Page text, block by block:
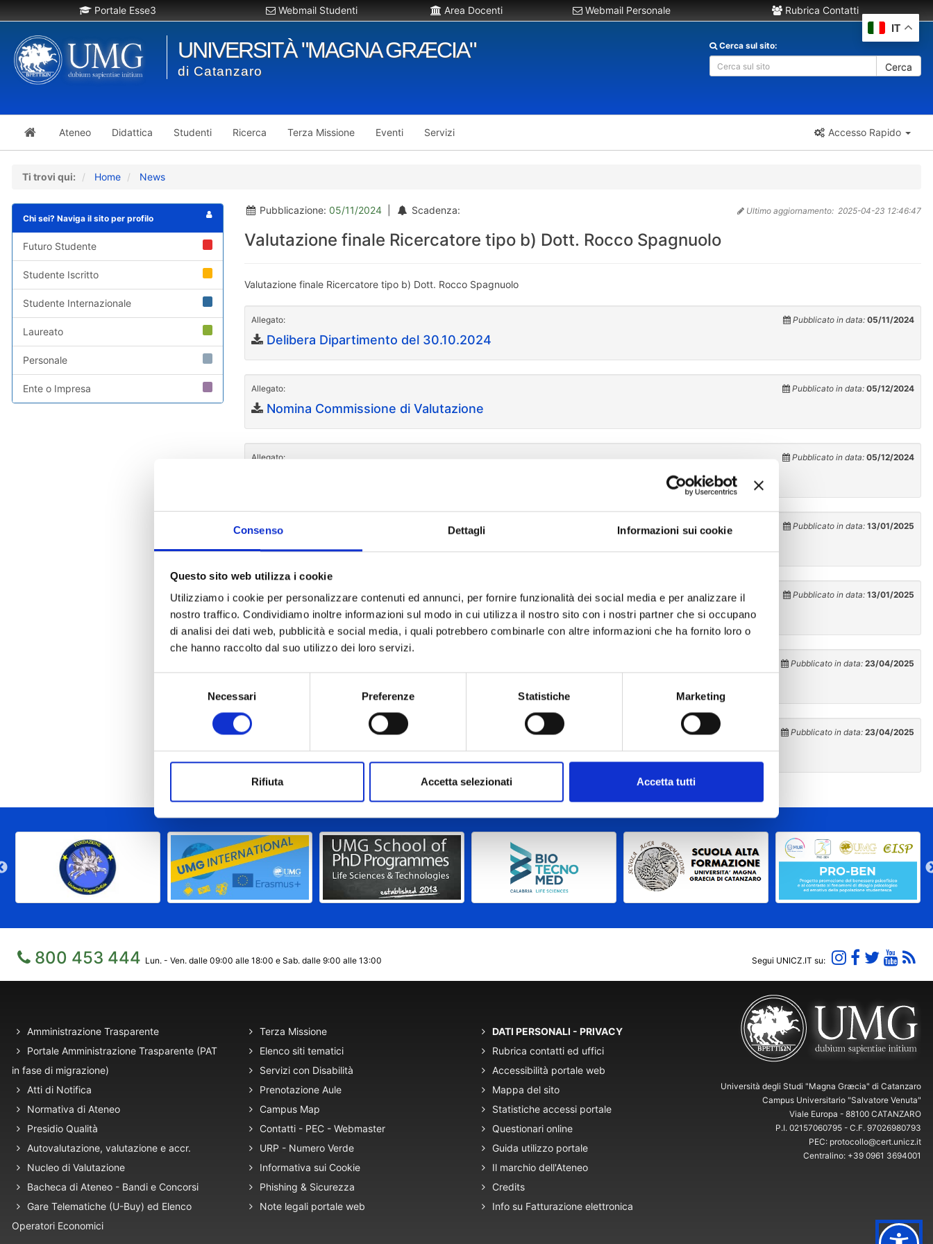
Consenso Dettagli Informazioni sui cookie
Questo sito web utilizza i cookie
Utilizziamo i cookie per personalizzare contenuti ed annunci, per fornire funzionalità dei social media e per analizzare il
nostro traffico. Condividiamo inoltre informazioni sul modo in cui utilizza il nostro sito con i nostri partner che si occupano
di analisi dei dati web, pubblicità e social media, i quali potrebbero combinarle con altre informazioni che ha fornito loro o
che hanno raccolto dal suo utilizzo dei loro servizi.
Necessari Preferenze Statistiche Marketing
Rifiuta Accetta selezionati Accetta tutti
Portale Esse3 Webmail Studenti Area Docenti Webmail Personale Rubrica Contatti
UNIVERSITÀ "MAGNA GRÆCIA"
di Catanzaro
Cerca sul sito:
Cerca
Ateneo Didattica Studenti Ricerca Terza Missione Eventi Servizi Accesso Rapido
Ti trovi qui: Home News
Chi sei? Naviga il sito per profilo
Futuro Studente
Studente Iscritto
Studente Internazionale
Laureato
Personale
Ente o Impresa
Pubblicazione: 05/11/2024 Scadenza: Ultimo aggiornamento: 2025-04-23 12:46:47
Valutazione finale Ricercatore tipo b) Dott. Rocco Spagnuolo
Valutazione finale Ricercatore tipo b) Dott. Rocco Spagnuolo
Allegato: Pubblicato in data: 05/11/2024
Delibera Dipartimento del 30.10.2024
Allegato: Pubblicato in data: 05/12/2024
Nomina Commissione di Valutazione
Allegato: Pubblicato in data: 05/12/2024
Pubblicato in data: 13/01/2025
Avviso prova didattica
Allegato: Pubblicato in data: 13/01/2025
Avviso prova didattica open
Pubblicato in data: 23/04/2025
Pubblicato in data: 23/04/2025
Avviso esito procedura open
800 453 444 Lun. - Ven. dalle 09:00 alle 18:00 e Sab. dalle 9:00 alle 13:00 Segui UNICZ.IT su:
Amministrazione Trasparente
Portale Amministrazione Trasparente (PAT
in fase di migrazione)
Atti di Notifica
Normativa di Ateneo
Presidio Qualità
Autovalutazione, valutazione e accr.
Nucleo di Valutazione
Bacheca di Ateneo - Bandi e Concorsi
Gare Telematiche (U-Buy) ed Elenco
Operatori Economici
Terza Missione
Elenco siti tematici
Servizi con Disabilità
Prenotazione Aule
Campus Map
Contatti - PEC - Webmaster
URP - Numero Verde
Informativa sui Cookie
Phishing & Sicurezza
Note legali portale web
DATI PERSONALI - PRIVACY
Rubrica contatti ed uffici
Accessibilità portale web
Mappa del sito
Statistiche accessi portale
Questionari online
Guida utilizzo portale
Il marchio dell'Ateneo
Credits
Info su Fatturazione elettronica
Università degli Studi "Magna Græcia" di Catanzaro
Campus Universitario "Salvatore Venuta"
Viale Europa - 88100 CATANZARO
P.I. 02157060795 - C.F. 97026980793
PEC: protocollo@cert.unicz.it
Centralino: +39 0961 3694001
IT